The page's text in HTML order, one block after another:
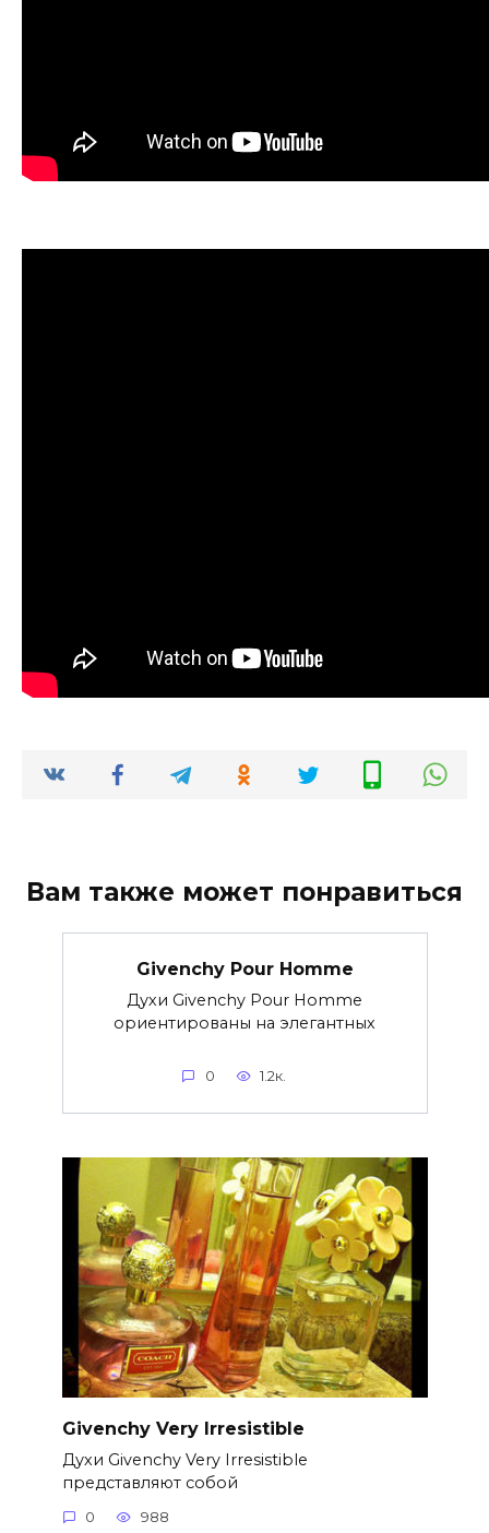
Вам также может понравиться
Givenchy Pour Homme
Духи Givenchy Pour Homme
ориентированы на элегантных
0 1.2к.
Givenchy Very Irresistible
Духи Givenchy Very Irresistible
представляют собой
0 988